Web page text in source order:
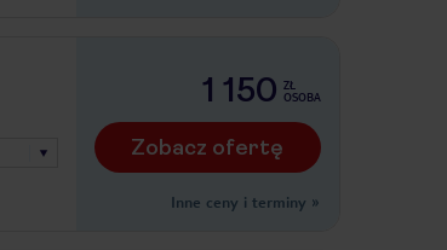
1 150 ZŁ
OSOBA
Zobacz ofertę
Inne ceny i terminy »